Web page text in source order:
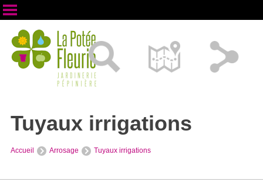
Tuyaux irrigations
Accueil Arrosage Tuyaux irrigations